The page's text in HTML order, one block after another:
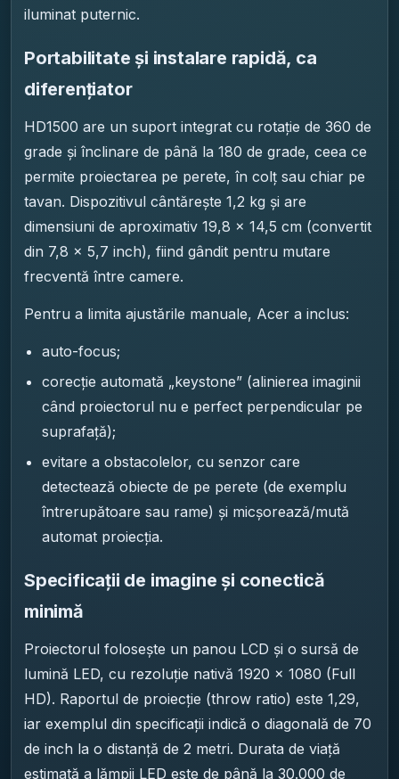
iluminat puternic.
Portabilitate și instalare rapidă, ca
diferențiator
HD1500 are un suport integrat cu rotație de 360 de
grade și înclinare de până la 180 de grade, ceea ce
permite proiectarea pe perete, în colț sau chiar pe
tavan. Dispozitivul cântărește 1,2 kg și are
dimensiuni de aproximativ 19,8 × 14,5 cm (convertit
din 7,8 × 5,7 inch), fiind gândit pentru mutare
frecventă între camere.
Pentru a limita ajustările manuale, Acer a inclus:
auto-focus;
corecție automată „keystone” (alinierea imaginii
când proiectorul nu e perfect perpendicular pe
suprafață);
evitare a obstacolelor, cu senzor care
detectează obiecte de pe perete (de exemplu
întrerupătoare sau rame) și micșorează/mută
automat proiecția.
Specificații de imagine și conectică
minimă
Proiectorul folosește un panou LCD și o sursă de
lumină LED, cu rezoluție nativă 1920 × 1080 (Full
HD). Raportul de proiecție (throw ratio) este 1,29,
iar exemplul din specificații indică o diagonală de 70
de inch la o distanță de 2 metri. Durata de viață
estimată a lămpii LED este de până la 30.000 de